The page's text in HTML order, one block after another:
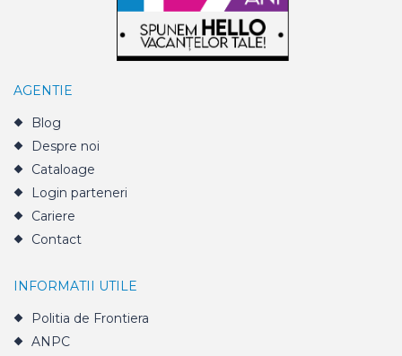
AGENTIE
Blog
Despre noi
Cataloage
Login parteneri
Cariere
Contact
INFORMATII UTILE
Politia de Frontiera
ANPC